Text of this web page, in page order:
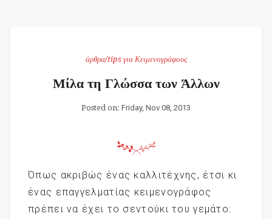
άρθρα/tips για Κειμενογράφους
Μίλα τη Γλώσσα των Άλλων
Posted on: Friday, Nov 08, 2013
Όπως ακριβώς ένας καλλιτέχνης, έτσι κι
ένας επαγγελματίας κειμενογράφος
πρέπει να έχει το σεντούκι του γεμάτο: